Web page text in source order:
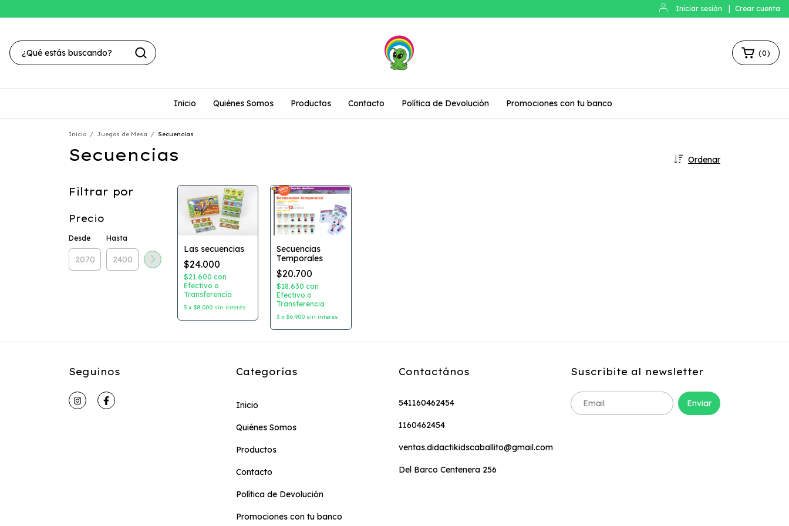
Iniciar sesión Crear cuenta
(0)
Inicio Quiénes Somos Productos Contacto Política de Devolución Promociones con tu banco
Inicio / Juegos de Mesa / Secuencias
Secuencias Ordenar
Filtrar por
Precio
Desde Hasta
Las secuencias
$24.000
$21.600 con
Efectivo o
Transferencia
3 x $8.000 sin interés
Secuencias
Temporales
$20.700
$18.630con
Efectivo o
Transferencia
3 x$6.900 sin interés
Seguinos Categorías
Inicio
Quiénes Somos
Productos
Contacto
Política de Devolución
Promociones con tu banco
Contactános
541160462454
1160462454
ventas.didactikidscaballito@gmail.com
Del Barco Centenera 256
Suscribite al newsletter